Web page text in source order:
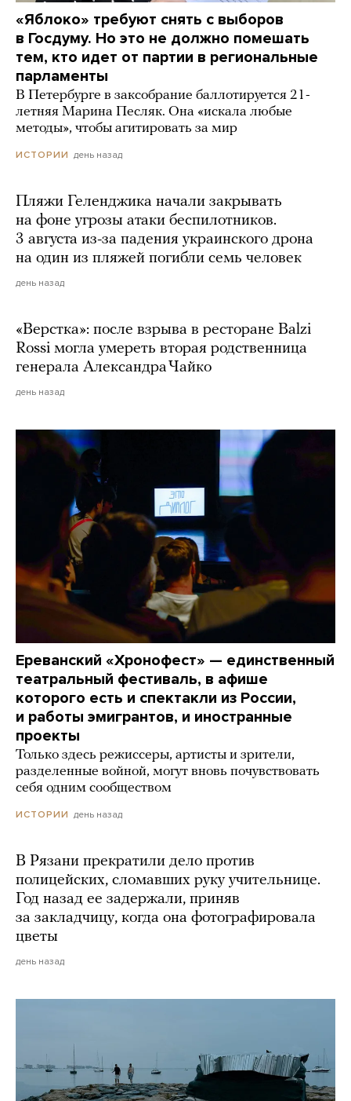
«Яблоко» требуют снять с выборов
в Госдуму. Но это не должно помешать
тем, кто идет от партии в региональные
парламенты
В Петербурге в заксобрание баллотируется 21-
летняя Марина Песляк. Она «искала любые
методы», чтобы агитировать за мир
ИСТОРИИ день назад
Пляжи Геленджика начали закрывать
на фоне угрозы атаки беспилотников.
3 августа из-за падения украинского дрона
на один из пляжей погибли семь человек
день назад
«Верстка»: после взрыва в ресторане Balzi
Rossi могла умереть вторая родственница
генерала Александра Чайко
день назад
Ереванский «Хронофест» — единственный
театральный фестиваль, в афише
которого есть и спектакли из России,
и работы эмигрантов, и иностранные
проекты
Только здесь режиссеры, артисты и зрители,
разделенные войной, могут вновь почувствовать
себя одним сообществом
ИСТОРИИ день назад
В Рязани прекратили дело против
полицейских, сломавших руку учительнице.
Год назад ее задержали, приняв
за закладчицу, когда она фотографировала
цветы
день назад